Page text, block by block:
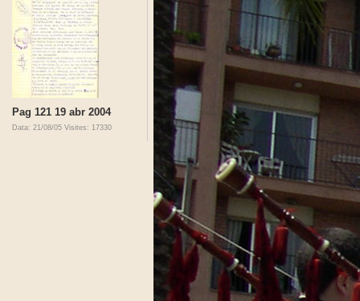
Pag 121 19 abr 2004
Data: 21/08/05 Visites: 17330